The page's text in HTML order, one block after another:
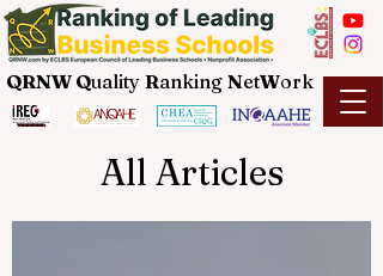
QRNW Quality Ranking NetWork
All Articles